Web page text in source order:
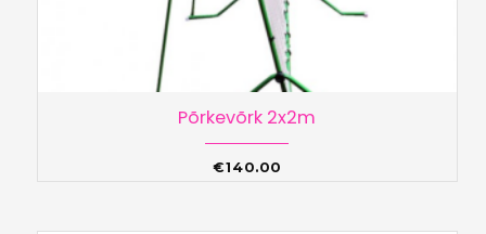
Põrkevõrk 2x2m
€140.00